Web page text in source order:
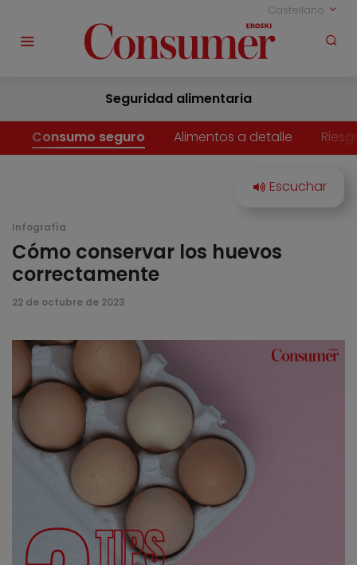
Castellano
Seguridad alimentaria
Consumo seguro Alimentos a detalle
Infografía
Cómo conservar los huevos
correctamente
22 de octubre de 2023